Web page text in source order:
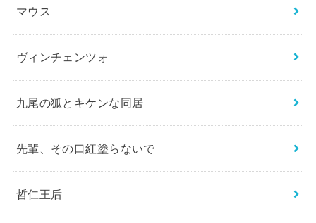
マウス
ヴィンチェンツォ
九尾の狐とキケンな同居
先輩、その口紅塗らないで
哲仁王后